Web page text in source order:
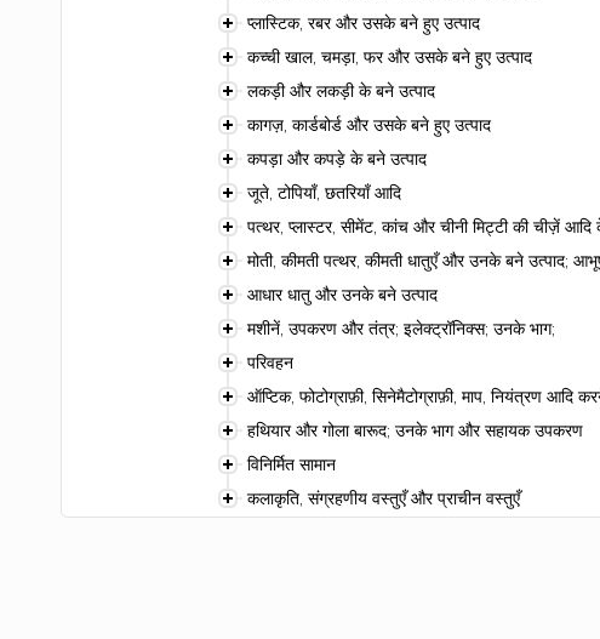
प्लास्टिक, रबर और उसके बने हुए उत्पाद
कच्ची खाल, चमड़ा, फर और उसके बने हुए उत्पाद
लकड़ी और लकड़ी के बने उत्पाद
कागज़, कार्डबोर्ड और उसके बने हुए उत्पाद
कपड़ा और कपड़े के बने उत्पाद
जूते, टोपियाँ, छतरियाँ आदि
पत्थर, प्लास्टर, सीमेंट, कांच और चीनी मिट्टी की चीज़ें आदि
मोती, कीमती पत्थर, कीमती धातुएँ और उनके बने उत्पाद;
आधार धातु और उनके बने उत्पाद
मशीनें, उपकरण और तंत्र; इलेक्ट्रॉनिक्स; उनके भाग;
परिवहन
ऑप्टिक, फोटोग्राफ़ी, सिनेमैटोग्राफ़ी, माप, नियंत्रण आदि
हथियार और गोला बारूद; उनके भाग और सहायक उपकरण
विनिर्मित सामान
कलाकृति, संग्रहणीय वस्तुएँ और प्राचीन वस्तुएँ